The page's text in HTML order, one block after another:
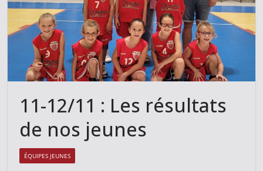
11-12/11 : Les résultats
de nos jeunes
ÉQUIPES JEUNES